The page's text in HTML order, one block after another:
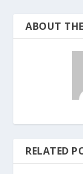
ABOUT
RELATED